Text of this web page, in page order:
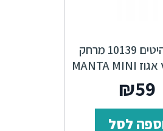
ידיות למטבח ורהיטים 10139 מרחק
המחיר
המקורי
₪59
הנוכחילסל